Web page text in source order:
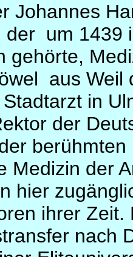
Johannes
der um 1439
gehörte,
aus Weil
in
der
Medizin der
hier
ihrer
nach